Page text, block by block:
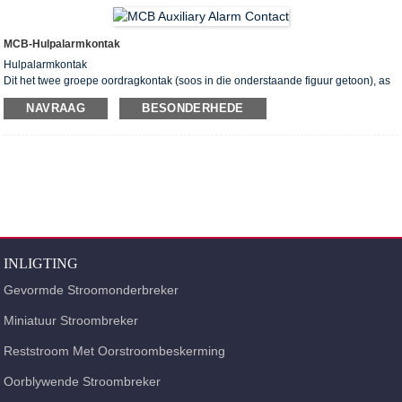
MCB-Hulpalarmkontak
Hulpalarmkontak
Dit het twee groepe oordragkontak (soos in die onderstaande figuur getoon), as
die geel aanwyser op "" is, is die twee groepe hulpkontakte, wanneer die geel
aanwyser op "" is, is die linker een hulpkontak, die regte is alarmkontak.
NAVRAAG BESONDERHEDE
INLIGTING
Gevormde Stroomonderbreker
Miniatuur Stroombreker
Reststroom Met Oorstroombeskerming
Oorblywende Stroombreker